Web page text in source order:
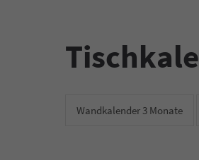
Wandkalender 3 Monate